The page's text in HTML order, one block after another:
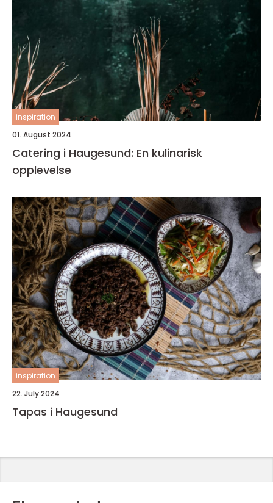
inspiration
01. August 2024
Catering i Haugesund: En kulinarisk
opplevelse
inspiration
22. July 2024
Tapas i Haugesund